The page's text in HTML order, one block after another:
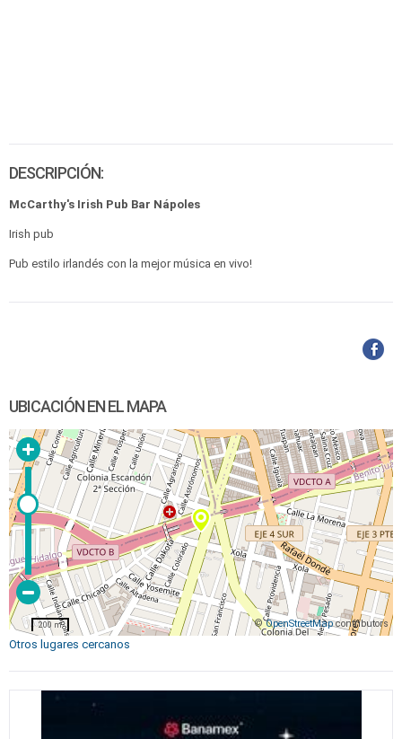
DESCRIPCIÓN:
McCarthy's Irish Pub Bar Nápoles
Irish pub
Pub estilo irlandés con la mejor música en vivo!
UBICACIÓN EN EL MAPA
©OpenStreetMapcontributors
200 m
Otros lugares cercanos